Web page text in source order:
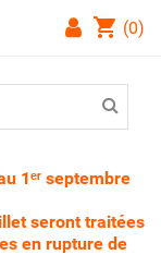
shopping_cart (0)
1ᵉʳ septembre
seront traitées
en rupture de